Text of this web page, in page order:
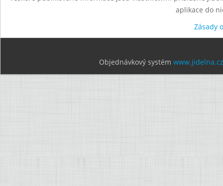
aplikace do
Zásady
Objednávkový systém www.jidelna.cz